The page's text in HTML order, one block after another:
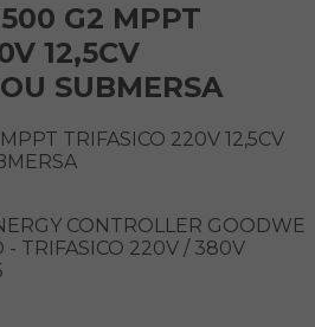
G2 MPPT
12,5CV
SUBMERSA
TRIFASICO 220V 12,5CV